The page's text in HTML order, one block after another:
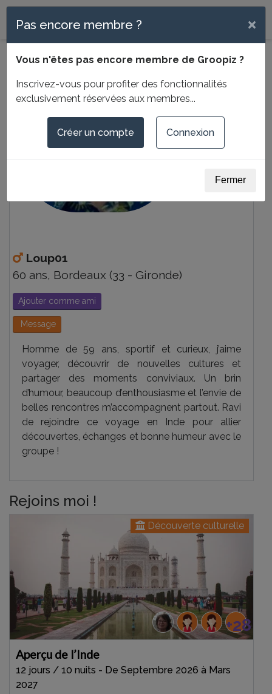
Loup01
60 ans, Bordeaux (33 - Gironde)
Ajouter comme ami
Message
Homme de 59 ans, sportif et curieux, j’aime
voyager, découvrir de nouvelles cultures et
partager des moments conviviaux. Un brin
d’humour, beaucoup d’enthousiasme et l’envie de
belles rencontres m’accompagnent partout. Ravi
de rejoindre ce voyage en Inde pour allier
découvertes, échanges et bonne humeur avec le
groupe !
Rejoins moi !
Découverte culturelle
+28
Aperçu de l’Inde
12 jours / 10 nuits - De Septembre 2026 à Mars
2027
Pas encore membre ? ×
Vous n'êtes pas encore membre de Groopiz ?
Inscrivez-vous pour profiter des fonctionnalités
exclusivement réservées aux membres...
Créer un compte Connexion
Fermer